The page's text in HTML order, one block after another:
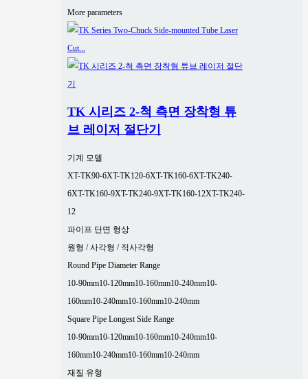
More parameters
TK 시리즈 2-척 측면 장착형 튜
브 레이저 절단기
기계 모델
XT-TK90-6XT-TK120-6XT-TK160-6XT-TK240-
6XT-TK160-9XT-TK240-9XT-TK160-12XT-TK240-
12
파이프 단면 형상
원형 / 사각형 / 직사각형
Round Pipe Diameter Range
10-90mm10-120mm10-160mm10-240mm10-
160mm10-240mm10-160mm10-240mm
Square Pipe Longest Side Range
10-90mm10-120mm10-160mm10-240mm10-
160mm10-240mm10-160mm10-240mm
재질 유형